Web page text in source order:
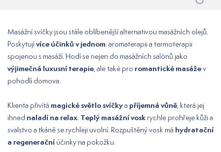
Masážní svíčky jsou stále oblíbenější alternativou masážních olejů.
Poskytujívíce účinků v jednom: aromaterapii a termoterapii
spojenou s masáží. Hodí se nejen do masážních salónů jako
výjimečná luxusní terapie , ale také pro romantické masážev
pohodlí domova.
Klienta přivítá magické světlo svíčkya příjemná vůně , která jej
ihned naladí na relax. Teplý masážní vosk rychle prohřeje kůži a
svalstvo a tkáně se rychleji uvolní. Rozpuštěný vosk má hydratační
a regeneračníúčinky na pokožku.